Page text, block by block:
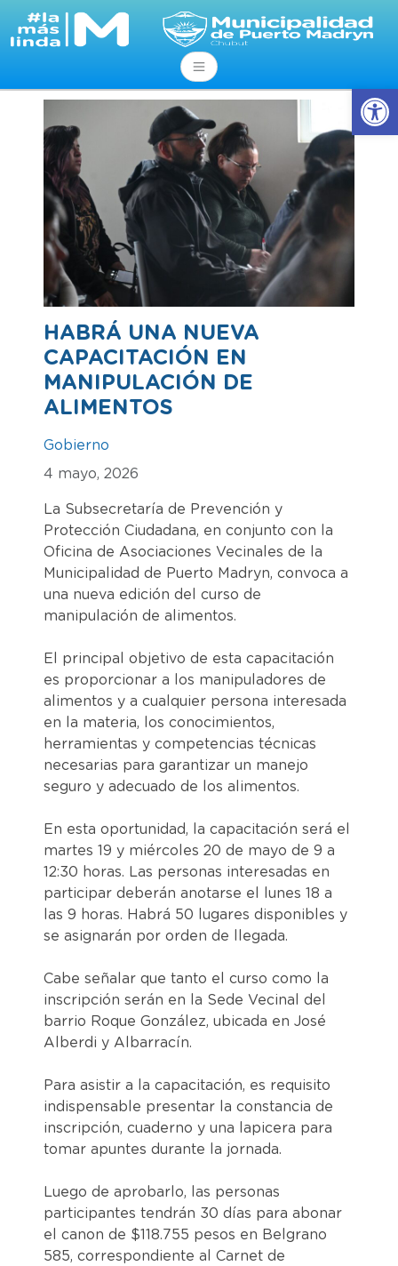
Abrir
HABRÁ UNA NUEVA
CAPACITACIÓN EN
MANIPULACIÓN DE
ALIMENTOS
Gobierno
4 mayo, 2026
La Subsecretaría de Prevención y
Protección Ciudadana, en conjunto con la
Oficina de Asociaciones Vecinales de la
Municipalidad de Puerto Madryn, convoca a
una nueva edición del curso de
manipulación de alimentos.
El principal objetivo de esta capacitación
es proporcionar a los manipuladores de
alimentos y a cualquier persona interesada
en la materia, los conocimientos,
herramientas y competencias técnicas
necesarias para garantizar un manejo
seguro y adecuado de los alimentos.
En esta oportunidad, la capacitación será el
martes 19 y miércoles 20 de mayo de 9 a
12:30 horas. Las personas interesadas en
participar deberán anotarse el lunes 18 a
las 9 horas. Habrá 50 lugares disponibles y
se asignarán por orden de llegada.
Cabe señalar que tanto el curso como la
inscripción serán en la Sede Vecinal del
barrio Roque González, ubicada en José
Alberdi y Albarracín.
Para asistir a la capacitación, es requisito
indispensable presentar la constancia de
inscripción, cuaderno y una lapicera para
tomar apuntes durante la jornada.
Luego de aprobarlo, las personas
participantes tendrán 30 días para abonar
el canon de $118.755 pesos en Belgrano
585, correspondiente al Carnet de